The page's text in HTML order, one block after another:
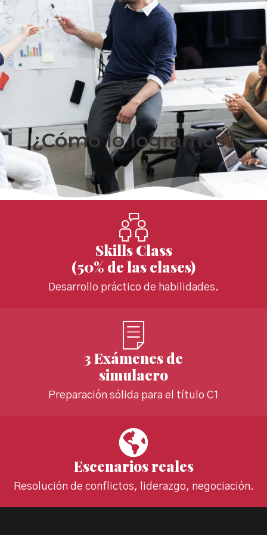
¿Cómo lo logramos?
Skills Class
(50% de las clases)
Desarrollo práctico de habilidades.
3 Exámenes de
simulacro
Preparación sólida para el título C1
Escenarios reales
Resolución de conflictos, liderazgo, negociación.